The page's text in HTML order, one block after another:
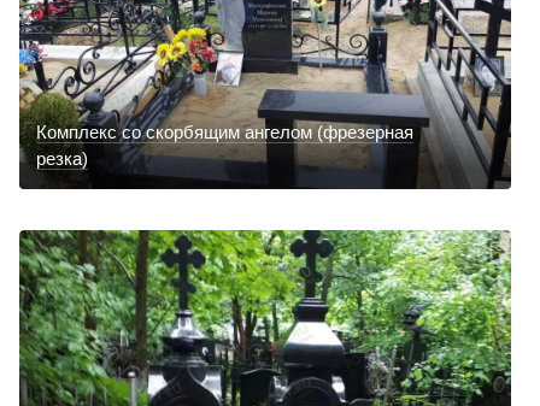
Комплекс со скорбящим ангелом (фрезерная
резка)